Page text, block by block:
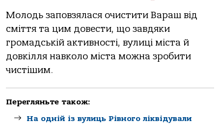
Молодь заповзялася очистити Вараш від
сміття та цим довести, що завдяки
громадській активності, вулиці міста й
довкілля навколо міста можна зробити
чистішим.
Перегляньте також:
На одній із вулиць Рівного ліквідували